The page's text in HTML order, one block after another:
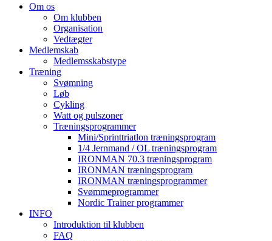
Om os
Om klubben
Organisation
Vedtægter
Medlemskab
Medlemsskabstype
Træning
Svømning
Løb
Cykling
Watt og pulszoner
Træningsprogrammer
Mini/Sprinttriatlon træningsprogram
1/4 Jernmand / OL træningsprogram
IRONMAN 70.3 træningsprogram
IRONMAN træningsprogram
IRONMAN træningsprogrammer
Svømmeprogrammer
Nordic Trainer programmer
INFO
Introduktion til klubben
FAQ